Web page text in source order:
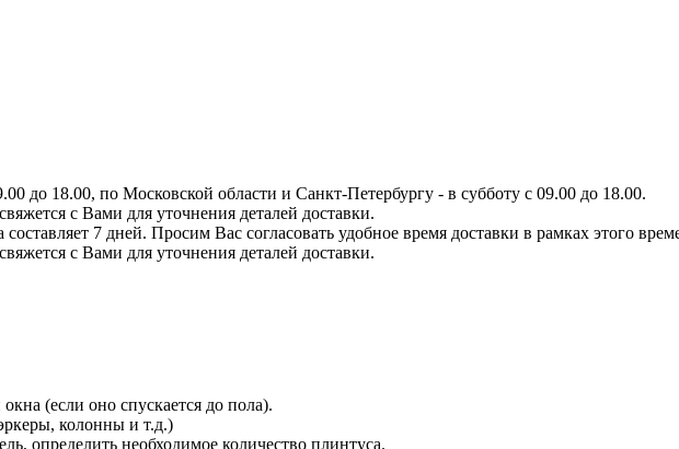
до 18.00, по Московской области и Санкт-Петербургу - в субботу с 09.00 до 18.00.
с Вами для уточнения деталей доставки.
7 дней. Просим Вас согласовать удобное время доставки в рамках этого
с Вами для уточнения деталей доставки.
(если оно спускается до пола).
колонны и т.д.)
определить необходимое количество плинтуса.